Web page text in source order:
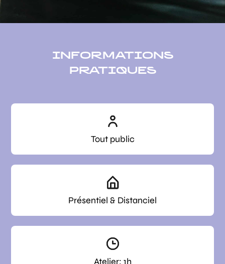
INFORMATIONS
PRATIQUES
Tout public
Présentiel & Distanciel
Atelier: 1h